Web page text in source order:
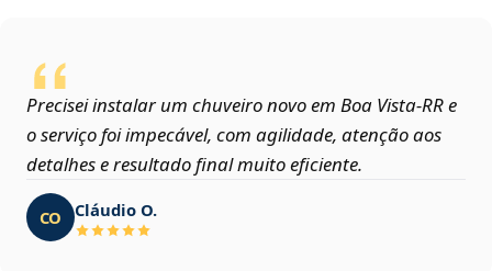
Precisei instalar um chuveiro novo em Boa Vista‑RR e
o serviço foi impecável, com agilidade, atenção aos
detalhes e resultado final muito eficiente.
CO Cláudio O.